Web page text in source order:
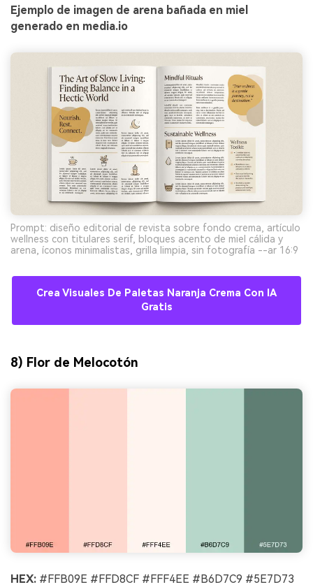
Ejemplo de imagen de arena bañada en miel
generado en media.io
Prompt: diseño editorial de revista sobre fondo crema, artículo
wellness con titulares serif, bloques acento de miel cálida y
arena, íconos minimalistas, grilla limpia, sin fotografía --ar 16:9
Crea Visuales De Paletas Naranja Crema Con IA
Gratis
8) Flor de Melocotón
HEX: #FFB09E #FFD8CF #FFF4EE #B6D7C9 #5E7D73